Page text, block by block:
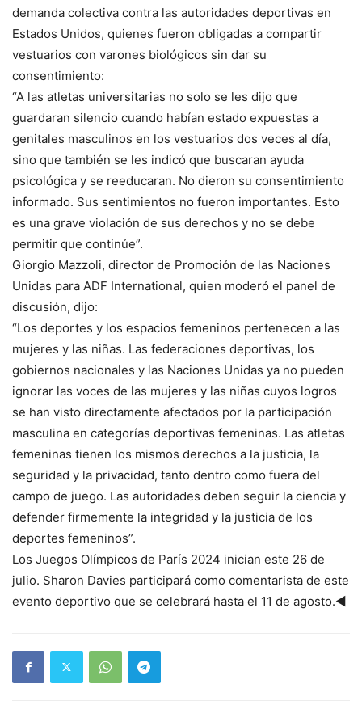
demanda colectiva contra las autoridades deportivas en
Estados Unidos, quienes fueron obligadas a compartir
vestuarios con varones biológicos sin dar su
consentimiento:
“A las atletas universitarias no solo se les dijo que
guardaran silencio cuando habían estado expuestas a
genitales masculinos en los vestuarios dos veces al día,
sino que también se les indicó que buscaran ayuda
psicológica y se reeducaran. No dieron su consentimiento
informado. Sus sentimientos no fueron importantes. Esto
es una grave violación de sus derechos y no se debe
permitir que continúe”.
Giorgio Mazzoli, director de Promoción de las Naciones
Unidas para ADF International, quien moderó el panel de
discusión, dijo:
“Los deportes y los espacios femeninos pertenecen a las
mujeres y las niñas. Las federaciones deportivas, los
gobiernos nacionales y las Naciones Unidas ya no pueden
ignorar las voces de las mujeres y las niñas cuyos logros
se han visto directamente afectados por la participación
masculina en categorías deportivas femeninas. Las atletas
femeninas tienen los mismos derechos a la justicia, la
seguridad y la privacidad, tanto dentro como fuera del
campo de juego. Las autoridades deben seguir la ciencia y
defender firmemente la integridad y la justicia de los
deportes femeninos”.
Los Juegos Olímpicos de París 2024 inician este 26 de
julio. Sharon Davies participará como comentarista de este
evento deportivo que se celebrará hasta el 11 de agosto.◄